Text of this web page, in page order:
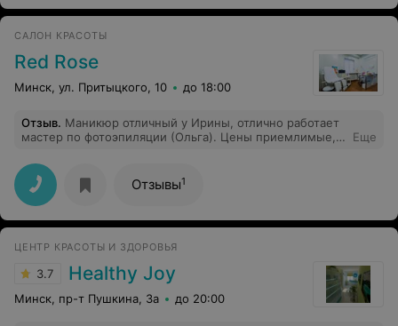
САЛОН КРАСОТЫ
Red Rose
Минск, ул. Притыцкого, 10 до 18:00
Отзыв. Маникюр отличный у Ирины, отлично работает
мастер по фотоэпиляции (Ольга). Цены приемлимые,
Еще
Отзывы1
ЦЕНТР КРАСОТЫ И ЗДОРОВЬЯ
3.7 Healthy Joy
Минск, пр-т Пушкина, 3а до 20:00